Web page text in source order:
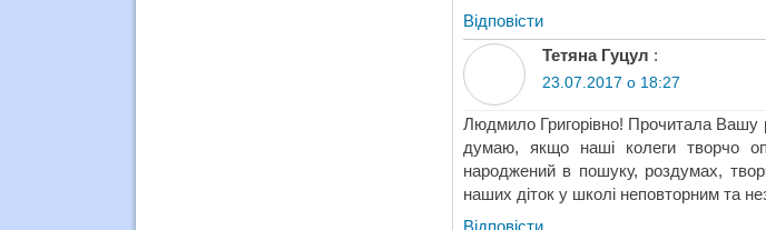
Відповіcти
Тетяна Гуцул :
23.07.2017 о 18:27
Людмило Григорівно! Прочитала Вашу
думаю, якщо наші колеги творчо
народжений в пошуку, роздумах,
наших діток у школі неповторним та
Відповіcти